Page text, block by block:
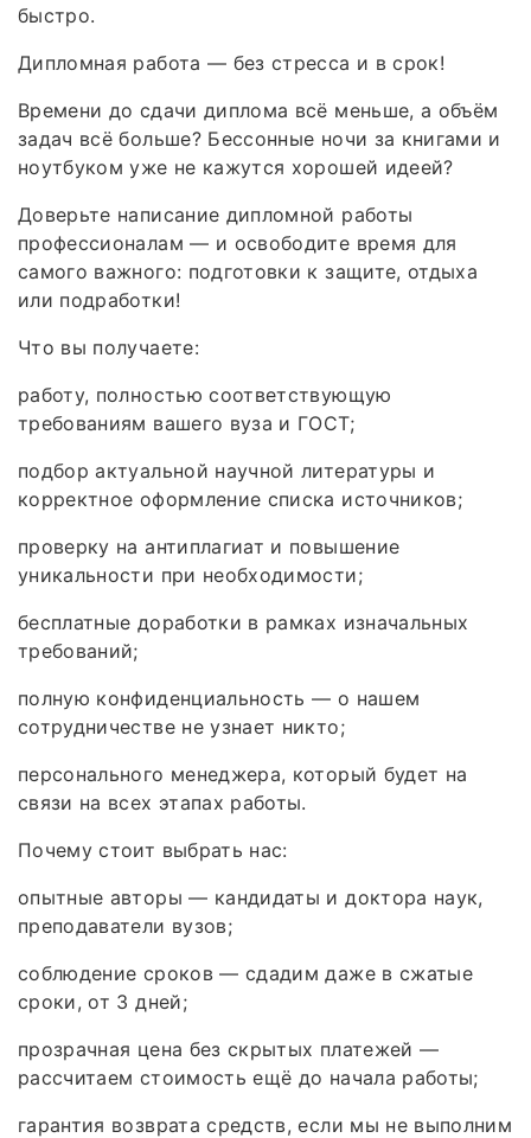
быстро.
Дипломная работа — без стресса и в срок!
Времени до сдачи диплома всё меньше, а объём
задач всё больше? Бессонные ночи за книгами и
ноутбуком уже не кажутся хорошей идеей?
Доверьте написание дипломной работы
профессионалам — и освободите время для
самого важного: подготовки к защите, отдыха
или подработки!
Что вы получаете:
работу, полностью соответствующую
требованиям вашего вуза и ГОСТ;
подбор актуальной научной литературы и
корректное оформление списка источников;
проверку на антиплагиат и повышение
уникальности при необходимости;
бесплатные доработки в рамках изначальных
требований;
полную конфиденциальность — о нашем
сотрудничестве не узнает никто;
персонального менеджера, который будет на
связи на всех этапах работы.
Почему стоит выбрать нас:
опытные авторы — кандидаты и доктора наук,
преподаватели вузов;
соблюдение сроков — сдадим даже в сжатые
сроки, от 3 дней;
прозрачная цена без скрытых платежей —
рассчитаем стоимость ещё до начала работы;
гарантия возврата средств, если мы не выполним